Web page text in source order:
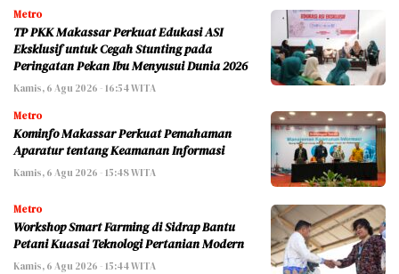
Metro
TP PKK Makassar Perkuat Edukasi ASI
Eksklusif untuk Cegah Stunting pada
Peringatan Pekan Ibu Menyusui Dunia 2026
Kamis, 6 Agu 2026 - 16:54 WITA
Metro
Kominfo Makassar Perkuat Pemahaman
Aparatur tentang Keamanan Informasi
Kamis, 6 Agu 2026 - 15:48 WITA
Metro
Workshop Smart Farming di Sidrap Bantu
Petani Kuasai Teknologi Pertanian Modern
Kamis, 6 Agu 2026 - 15:44 WITA